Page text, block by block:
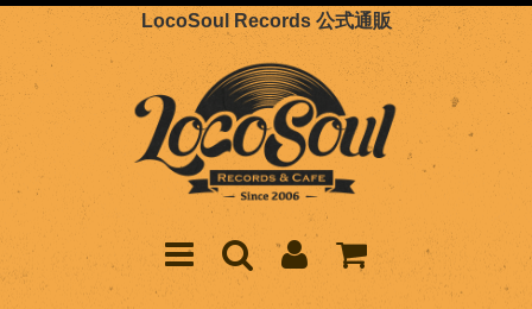
LocoSoul Records 公式通販